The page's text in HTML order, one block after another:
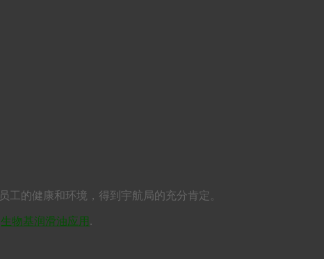
的健康和环境，得到宇航局的充分肯定。
生物基润滑油应用 .